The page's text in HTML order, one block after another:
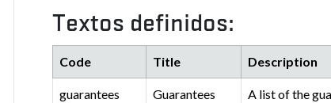
Textos definidos:
Code Title Description
guarantees Guarantees A list of the